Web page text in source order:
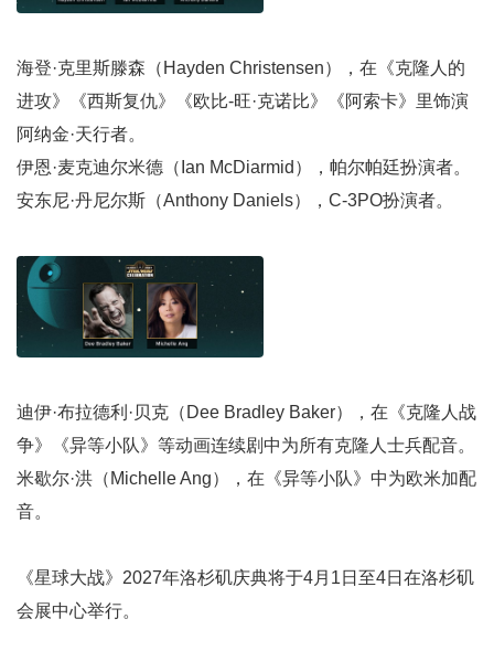
海登·克里斯滕森（Hayden Christensen），在《克隆人的
进攻》《西斯复仇》《欧比-旺·克诺比》《阿索卡》里饰演
阿纳金·天行者。
伊恩·麦克迪尔米德（Ian McDiarmid），帕尔帕廷扮演者。
安东尼·丹尼尔斯（Anthony Daniels），C-3PO扮演者。
迪伊·布拉德利·贝克（Dee Bradley Baker），在《克隆人战
争》《异等小队》等动画连续剧中为所有克隆人士兵配音。
米歇尔·洪（Michelle Ang），在《异等小队》中为欧米加配
音。
《星球大战》2027年洛杉矶庆典将于4月1日至4日在洛杉矶
会展中心举行。